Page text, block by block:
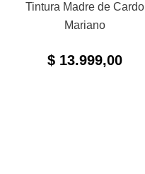
Tintura Madre de Cardo
Mariano
$ 13.999,00